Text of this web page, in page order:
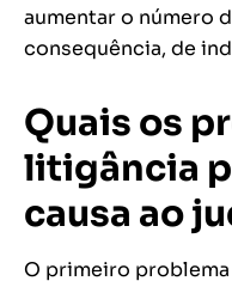
aumentar o número
consequência, de
Quais os
litigância
causa ao
O primeiro